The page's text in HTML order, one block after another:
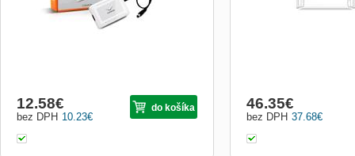
10.23€
bez DPH
12.58€ do košíka
37.68€
bez DPH
46.35€